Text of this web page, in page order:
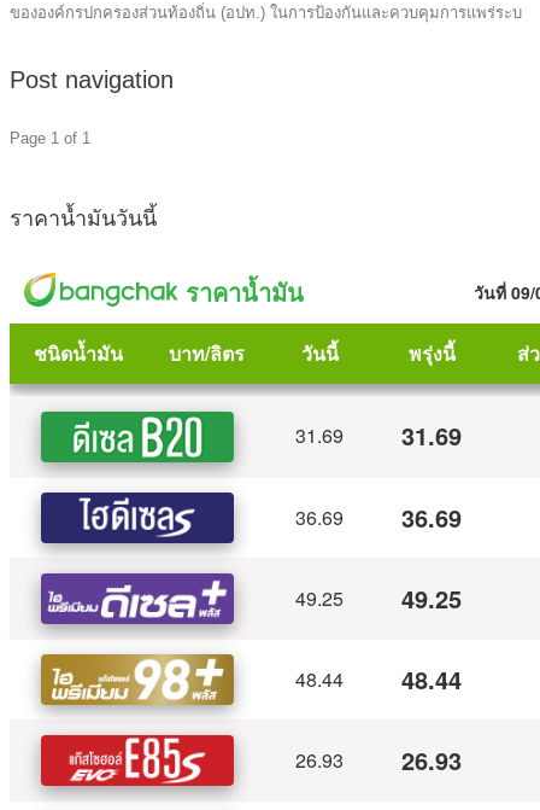
ขององค์กรปกครองส่วนท้องถิ่น (อปท.) ในการป้องกันและควบคุมการแพร่ระบ
Post navigation
Page 1 of 1
ราคาน้ำมันวันนี้